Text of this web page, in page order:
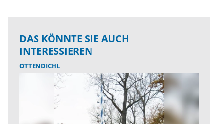
DAS KÖNNTE SIE AUCH
INTERESSIEREN
OTTENDICHL